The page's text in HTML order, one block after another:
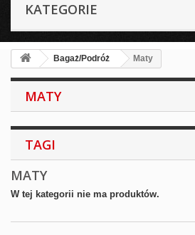
KATEGORIE
Bagaż/Podróż Maty
MATY
TAGI
MATY
W tej kategorii nie ma produktów.